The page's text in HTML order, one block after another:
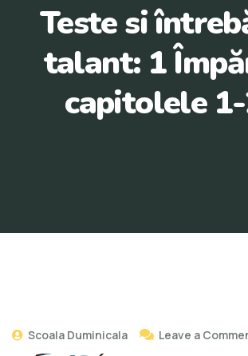
Teste si
talant: 1
capitolele
Scoala Duminicala Leave a